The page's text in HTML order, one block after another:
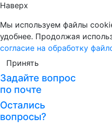
Наверх
Мы используем файлы
удобнее. Продолжая
согласие на обработку
Принять
Задайте вопрос
по почте
Остались
вопросы?